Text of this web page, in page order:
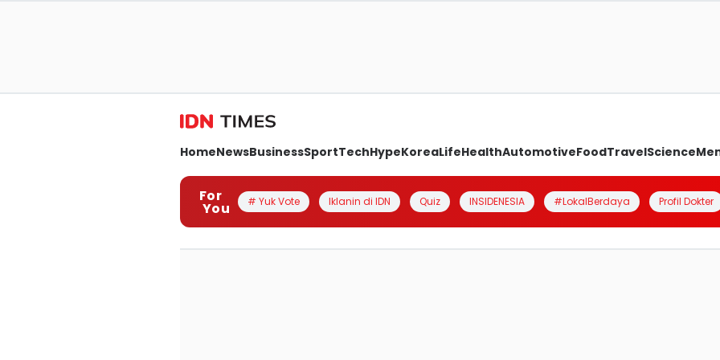
HomeNewsBusinessSportTechHypeKoreaLifeHealthAutomotiveFoodTravelScience
For
You # Yuk Vote Iklanin di IDN Quiz INSIDENESIA #LokalBerdaya Profil Dokter